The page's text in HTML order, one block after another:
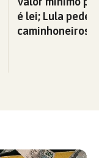
é lei; Lula pede
caminhoneiros